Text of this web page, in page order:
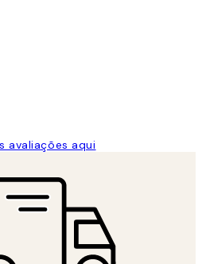
avaliações aqui